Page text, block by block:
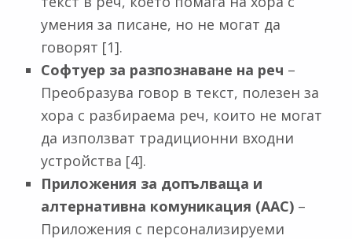
умения за писане, но не могат да
говорят [1].
Софтуер за разпознаване на реч –
Преобразува говор в текст, полезен за
хора с разбираема реч, които не могат
да използват традиционни входни
устройства [4].
Приложения за допълваща и
алтернативна комуникация (AAC)–
Приложения с персонализируеми